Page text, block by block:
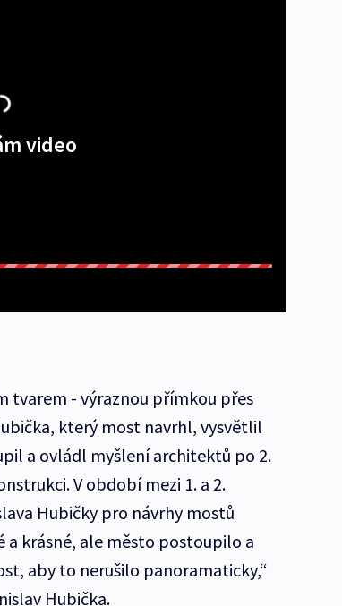
video
tvarem - výraznou přímkou přes
který most navrhl, vysvětlil
a ovládl myšlení architektů po 2.
V období mezi 1. a 2.
Hubičky pro návrhy mostů
krásné, ale město postoupilo a
aby to nerušilo panoramaticky,“
Hubička.